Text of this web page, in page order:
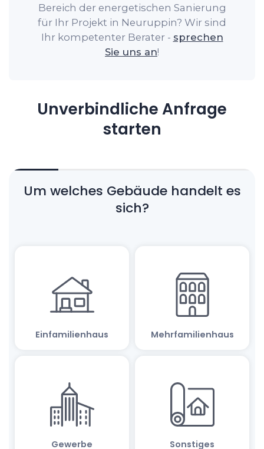
Bereich der energetischen Sanierung
für Ihr Projekt in Neuruppin? Wir sind
Ihr kompetenter Berater - sprechen
Sie uns an!
Unverbindliche Anfrage
starten